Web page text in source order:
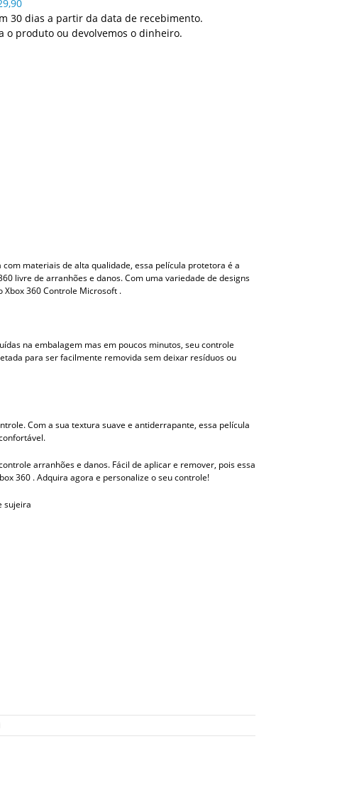
30 dias a partir da data de recebimento.
o produto ou devolvemos o dinheiro.
materiais de alta qualidade, essa película protetora é a
livre de arranhões e danos. Com uma variedade de designs
360 Controle Microsoft .
na embalagem mas em poucos minutos, seu controle
para ser facilmente removida sem deixar resíduos ou
Com a sua textura suave e antiderrapante, essa película
arranhões e danos. Fácil de aplicar e remover, pois essa
360 . Adquira agora e personalize o seu controle!
sujeira